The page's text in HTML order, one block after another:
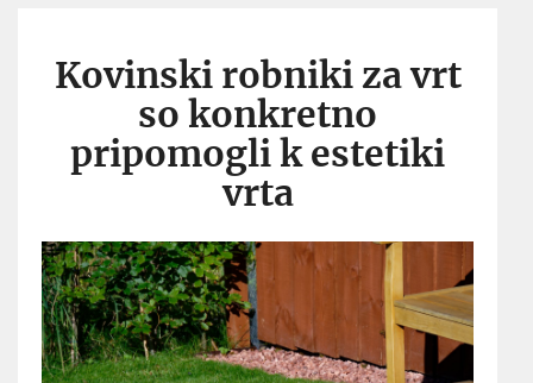
Kovinski robniki za vrt
so konkretno
pripomogli k estetiki
vrta